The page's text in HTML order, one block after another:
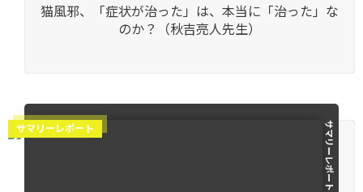
猫風邪、「症状が治った」は、本当に「治った」な
のか？（秋吉亮人先生）
サマリーレポート
サマリーレポート